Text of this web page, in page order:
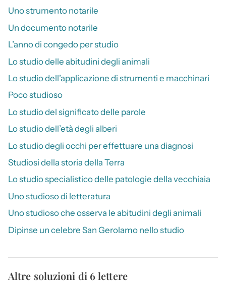
Uno strumento notarile
Un documento notarile
L’anno di congedo per studio
Lo studio delle abitudini degli animali
Lo studio dell’applicazione di strumenti e macchinari
Poco studioso
Lo studio del significato delle parole
Lo studio dell’età degli alberi
Lo studio degli occhi per effettuare una diagnosi
Studiosi della storia della Terra
Lo studio specialistico delle patologie della vecchiaia
Uno studioso di letteratura
Uno studioso che osserva le abitudini degli animali
Dipinse un celebre San Gerolamo nello studio
Altre soluzioni di 6 lettere